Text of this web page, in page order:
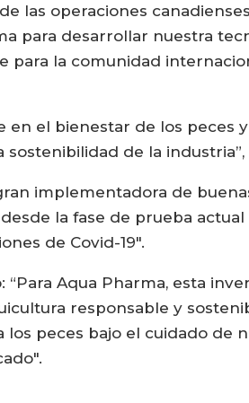
las operaciones
para desarrollar nuestra
para la comunidad
en el bienestar de los peces
de la industria”,
implementadora de
la fase de prueba actual
de Covid-19".
Aqua Pharma, esta
responsable y
peces bajo el cuidado de